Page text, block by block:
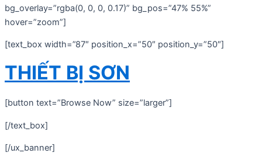
bg_overlay=”rgba(0, 0, 0, 0.17)” bg_pos=”47% 55%”
hover=”zoom”]
[text_box width=”87″ position_x=”50″ position_y=”50″]
THIẾT BỊ SƠN
[button text=”Browse Now” size=”larger”]
[/text_box]
[/ux_banner]